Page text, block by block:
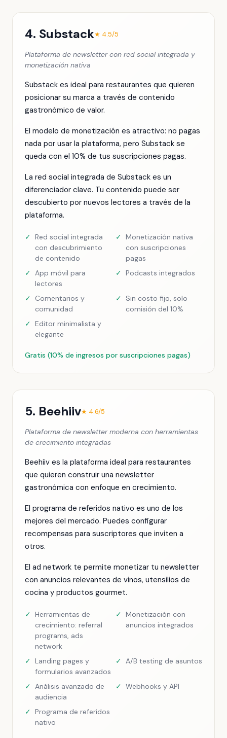
4. Substack★ 4.5/5
Plataforma de newsletter con red social integrada y
monetización nativa
Substack es ideal para restaurantes que quieren
posicionar su marca a través de contenido
gastronómico de valor.
El modelo de monetización es atractivo: no pagas
nada por usar la plataforma, pero Substack se
queda con el 10% de tus suscripciones pagas.
La red social integrada de Substack es un
diferenciador clave. Tu contenido puede ser
descubierto por nuevos lectores a través de la
plataforma.
✓ Red social integrada
con descubrimiento
de contenido
✓ Monetización nativa
con suscripciones
pagas
✓ App móvil para
lectores
✓ Podcasts integrados
✓
Comentarios y
comunidad
✓
Sin costo fijo, solo
comisión del 10%
✓ Editor minimalista y
elegante
Gratis (10% de ingresos por suscripciones pagas)
5. Beehiiv★ 4.6/5
Plataforma de newsletter moderna con herramientas
de crecimiento integradas
Beehiiv es la plataforma ideal para restaurantes
que quieren construir una newsletter
gastronómica con enfoque en crecimiento.
El programa de referidos nativo es uno de los
mejores del mercado. Puedes configurar
recompensas para suscriptores que inviten a
otros.
El ad network te permite monetizar tu newsletter
con anuncios relevantes de vinos, utensilios de
cocina y productos gourmet.
✓ Herramientas de
crecimiento: referral
programs, ads
network
✓ Monetización con
anuncios integrados
✓ Landing pages y
formularios avanzados
✓ A/B testing de asuntos
✓ Análisis avanzado de
audiencia
✓ Webhooks y API
✓ Programa de referidos
nativo